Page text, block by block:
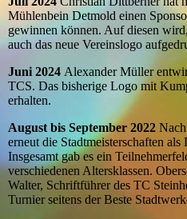
Mühlenbein Detmold einen
gewinnen können. Auf diesen
auch das neue Vereinslogo
Juni 2024 Alexander Müller
TCS. Das bisherige Logo mit
erhalten.
August bis September 2022
erneut die Stadtmeisterschaften
Insgesamt gab es ein
verschiedenen Altersklassen.
Walter, Schriftführer des TC
Turnier seitens der Beste